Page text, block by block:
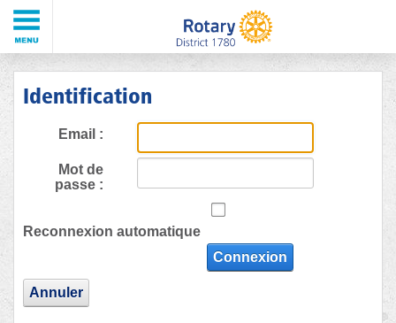
Identification
Email :
Mot de
passe :
Reconnexion automatique
Connexion
Annuler